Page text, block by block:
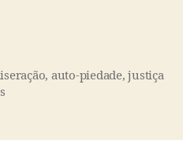
, auto-piedade,justiça